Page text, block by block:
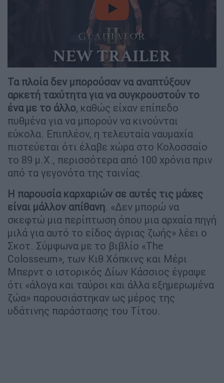
video
Τα πλοία δεν μπορούσαν να αναπτύξουν
αρκετή ταχύτητα για να συγκρουστούν το
ένα με το άλλο, καθώς είχαν επίπεδο
πυθμένα για να μπορούν να κινούνται
εύκολα. Επιπλέον, η τελευταία ναυμαχία
πιστεύεται ότι έλαβε χώρα στο Κολοσσαίο
το 89 μ.Χ., περισσότερα από 100 χρόνια πριν
από τα γεγονότα της ταινίας.
Η παρουσία καρχαριών σε αυτές τις μάχες
είναι μάλλον απίθανη. «Δεν μπορώ να
σκεφτώ μια περίπτωση όπου μια αρχαία πηγή
μιλά για αυτό το είδος άγριας ζωής» λέει ο
Σκοτ. Σύμφωνα με το βιβλίο «The
Colosseum», των Κιθ Χόπκινς και Μέρι
Μπερντ ο ιστορικός Δίων Κάσσιος έγραψε
ότι «άλογα και ταύροι και άλλα εξημερωμένα
ζώα» παρουσιάστηκαν ως μέρος της
υδάτινης παράστασης του Τίτου.